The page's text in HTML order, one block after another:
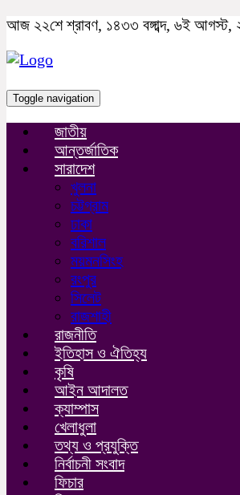
আজ ২২শে শ্রাবণ, ১৪৩৩ বঙ্গাব্দ, ৬ই আগস্ট,
Toggle navigation
জাতীয়
আন্তর্জাতিক
সারাদেশ
খুলনা
চট্টগ্রাম
ঢাকা
বরিশাল
ময়মনসিংহ
রংপুর
সিলেট
রাজশাহী
রাজনীতি
ইতিহাস ও ঐতিহ্য
কৃষি
আইন আদালত
ক্যাম্পাস
খেলাধুলা
তথ্য ও প্রযুক্তি
নির্বাচনী সংবাদ
ফিচার